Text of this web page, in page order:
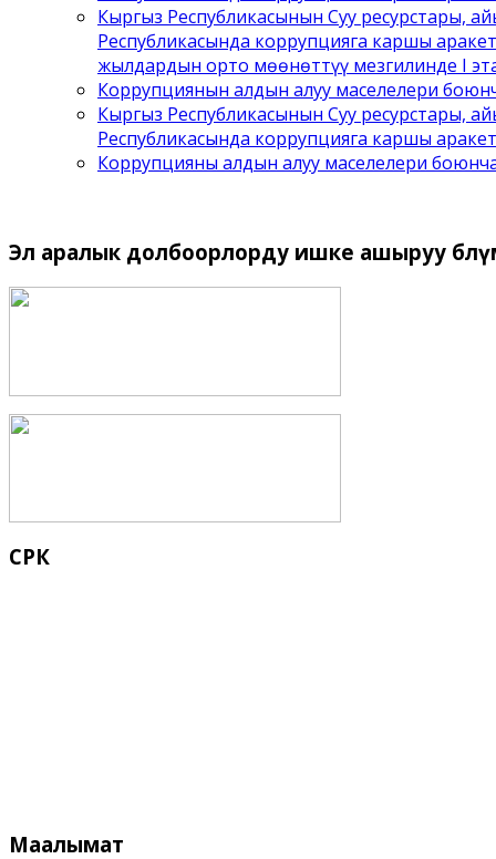
Кыргыз Республикасынын Суу ресурстары,
Республикасында коррупцияга каршы
жылдардын орто мөөнөттүү мезгилинде I
Коррупциянын алдын алуу маселелери
Кыргыз Республикасынын Суу ресурстары,
Республикасында коррупцияга каршы
Коррупцияны алдын алуу маселелери
Эл аралык долбоорлорду ишке ашыруу
СРК
Маалымат